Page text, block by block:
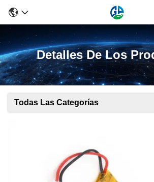
Detalles De Los
Todas Las Categorías